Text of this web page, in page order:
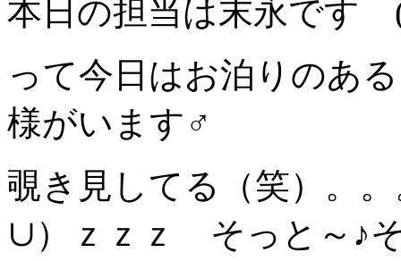
本日の担当は末永です
って今日はお泊りのあ
様がいます♂
覗き見してる（笑）。
∪）ｚｚｚ そっと～♪